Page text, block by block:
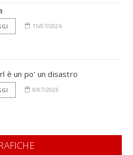
15/07/2026
è un po' un disastro
8/07/2026